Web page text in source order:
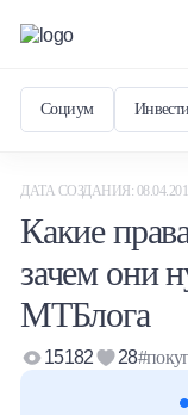
Социум
ДАТА СОЗДАНИЯ:
Какие
зачем они
МТБлога
15182 28